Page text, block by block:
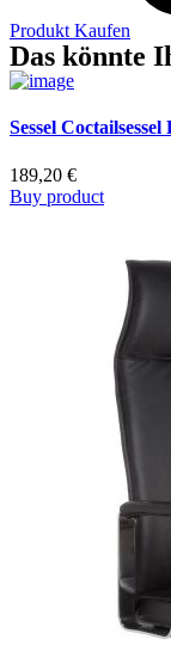
Produkt Kaufen
Das könnte
Sessel
189,20 €
Buy product